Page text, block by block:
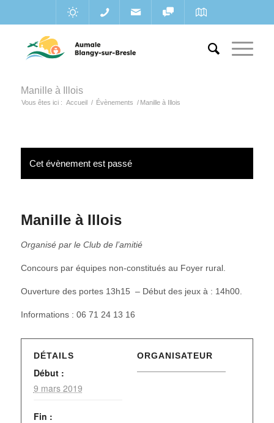
Manille à Illois
Vous êtes ici : Accueil / Évènements / Manille à Illois
Cet évènement est passé
Manille à Illois
Organisé par le Club de l’amitié
Concours par équipes non-constitués au Foyer rural.
Ouverture des portes 13h15 – Début des jeux à : 14h00.
Informations : 06 71 24 13 16
DÉTAILS
Début :
9 mars 2019
Fin :
ORGANISATEUR